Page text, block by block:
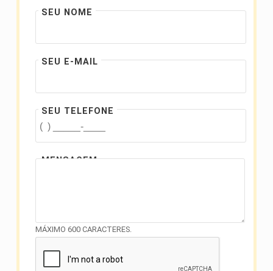
SEU NOME
SEU E-MAIL
SEU TELEFONE
MENSAGEM
MÁXIMO 600 CARACTERES.